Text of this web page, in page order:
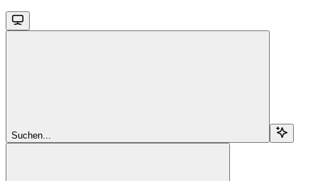
Suchen...